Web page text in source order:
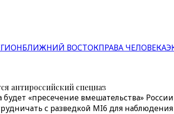
БЛИЖНИЙ ВОСТОКПРАВА ЧЕЛОВЕКА
антироссийский спецназ
«пресечение вмешательства»
с разведкой MI6 для